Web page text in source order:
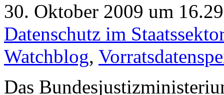
30. Oktober 2009 um
Datenschutz im Staatssektor
Watchblog,
Das